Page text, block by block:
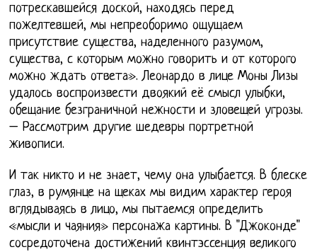
потрескавшейся доской, находясь перед
пожелтевшей, мы непреоборимо ощущаем
присутствие существа, наделенного разумом,
существа, с которым можно говорить и от которого
можно ждать ответа». Леонардо в лице Моны Лизы
удалось воспроизвести двоякий её смысл улыбки,
обещание безграничной нежности и зловещей угрозы.
– Рассмотрим другие шедевры портретной
живописи.
И так никто и не знает, чему она улыбается. В блеске
глаз, в румянце на щеках мы видим характер героя
вглядываясь в лицо, мы пытаемся определить
«мысли и чаяния» персонажа картины. В "Джоконде"
сосредоточена достижений квинтэссенция великого